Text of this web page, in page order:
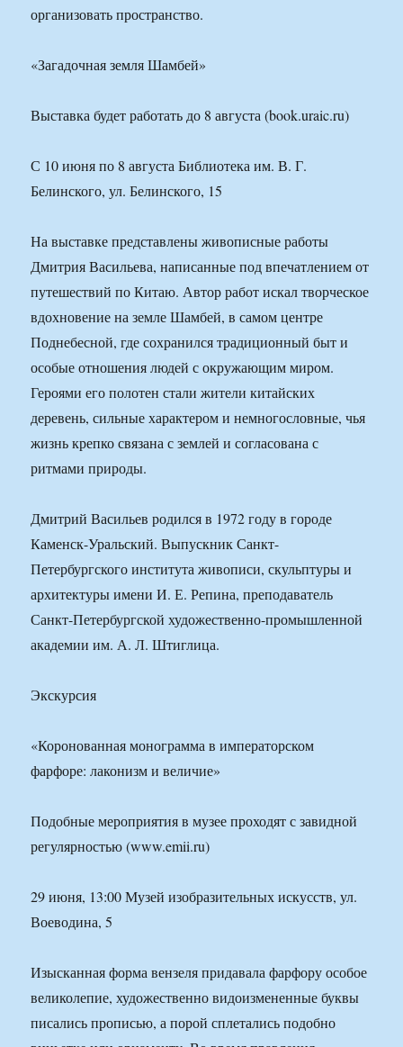
организовать пространство.
«Загадочная земля Шамбей»
Выставка будет работать до 8 августа (book.uraic.ru)
С 10 июня по 8 августа Библиотека им. В. Г.
Белинского, ул. Белинского, 15
На выставке представлены живописные работы
Дмитрия Васильева, написанные под впечатлением от
путешествий по Китаю. Автор работ искал творческое
вдохновение на земле Шамбей, в самом центре
Поднебесной, где сохранился традиционный быт и
особые отношения людей с окружающим миром.
Героями его полотен стали жители китайских
деревень, сильные характером и немногословные, чья
жизнь крепко связана с землей и согласована с
ритмами природы.
Дмитрий Васильев родился в 1972 году в городе
Каменск-Уральский. Выпускник Санкт-
Петербургского института живописи, скульптуры и
архитектуры имени И. Е. Репина, преподаватель
Санкт-Петербургской художественно-промышленной
академии им. А. Л. Штиглица.
Экскурсия
«Коронованная монограмма в императорском
фарфоре: лаконизм и величие»
Подобные мероприятия в музее проходят с завидной
регулярностью (www.emii.ru)
29 июня, 13:00 Музей изобразительных искусств, ул.
Воеводина, 5
Изысканная форма вензеля придавала фарфору особое
великолепие, художественно видоизмененные буквы
писались прописью, а порой сплетались подобно